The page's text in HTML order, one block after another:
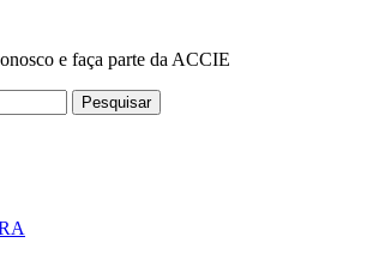
e faça parte da ACCIE